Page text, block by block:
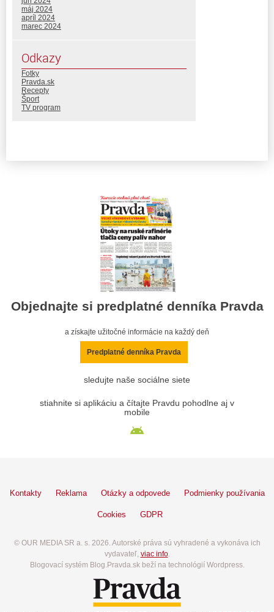
máj 2024
apríl 2024
marec 2024
Odkazy
Fotky
Pravda.sk
Recepty
Šport
TV program
Objednajte si predplatné denníka Pravda
a získajte užitočné informácie na každý deň
Predplatné denníka Pravda
sledujte naše sociálne siete
stiahnite si aplikáciu a čítajte Pravdu pohodlne aj v
mobile
Kontakty Reklama Otázky a odpovede Podmienky používania
Cookies GDPR
© OUR MEDIA SR a. s. 2026. Autorské práva sú vyhradené a vykonáva ich
vydavateľ, viac info.
Blogovací systém Blog.Pravda.sk beží na technológií Wordpress.